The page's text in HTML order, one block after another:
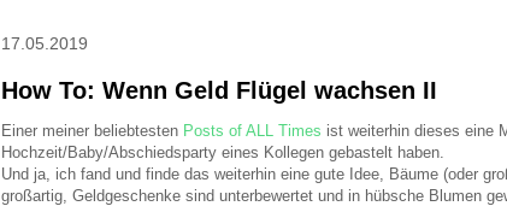
17.05.2019
How To: Wenn Geld Flügel wachsen II
Einer meiner beliebtesten Posts of ALL Times ist weiterhin dieses eine
Hochzeit/Baby/Abschiedsparty eines Kollegen gebastelt haben.
Und ja, ich fand und finde das weiterhin eine gute Idee, Bäume (oder
großartig, Geldgeschenke sind unterbewertet und in hübsche Blumen